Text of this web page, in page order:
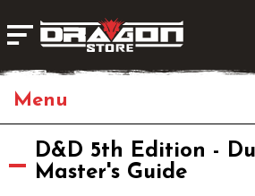
HomeD&D 5th Edition -
Master's Guide